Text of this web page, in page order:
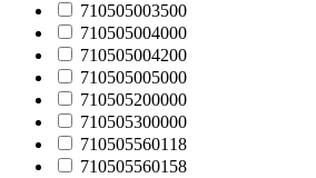
710505003500
710505004000
710505004200
710505005000
710505200000
710505300000
710505560118
710505560158